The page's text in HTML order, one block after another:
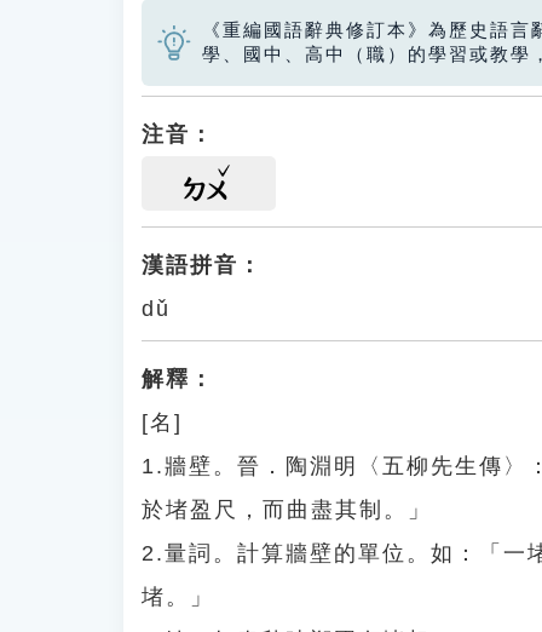
《重編國語辭典修訂本》為歷史語
學、國中、高中（職）的學習或教學
注音：
ㄉㄨ
漢語拼音：
dǔ
解釋：
[名]
1.牆壁。晉．陶淵明〈五柳先生傳〉
於堵盈尺，而曲盡其制。」
2.量詞。計算牆壁的單位。如：「一
堵。」